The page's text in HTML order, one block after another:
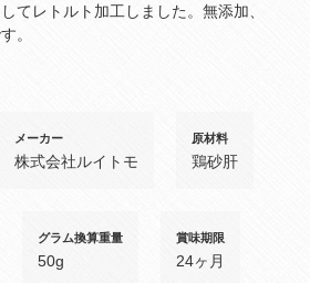
てレトルト加工しました。無添加、
。
メーカー
株式会社ルイトモ
原材料
鶏砂肝
グラム換算重量
50g
賞味期限
24ヶ月